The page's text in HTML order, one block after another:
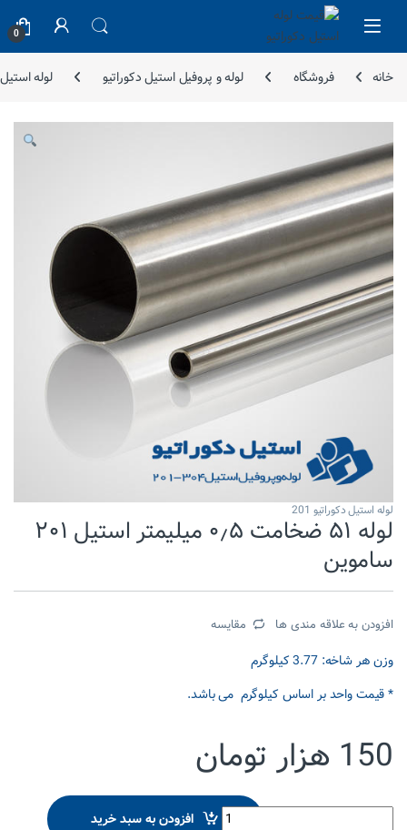
Skip to navigation
Skip to content
0
خانه فروشگاه لوله و پروفیل استیل دکوراتیو لوله استیل
لوله استیل دکوراتیو 201
لوله ۵۱ ضخامت ۰٫۵ میلیمتر استیل ۲۰۱
ساموین
افزودن به علاقه مندی ها مقایسه
وزن هر شاخه: 3.77 کیلوگرم
* قیمت واحد بر اساس کیلوگرم می باشد.
150 هزار تومان
لوله 51 ضخامت 0.5 میلیمتر استیل 201 ساموین quantity افزودن به سبد خرید